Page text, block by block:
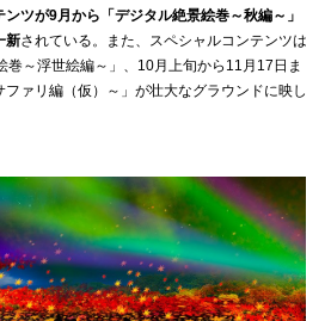
ンツが9月から「デジタル絶景絵巻～秋編～」
新されている。また、スペシャルコンテンツは
巻～浮世絵編～」、10月上旬から11月17日ま
ァリ編（仮）～」が壮大なグラウンドに映し